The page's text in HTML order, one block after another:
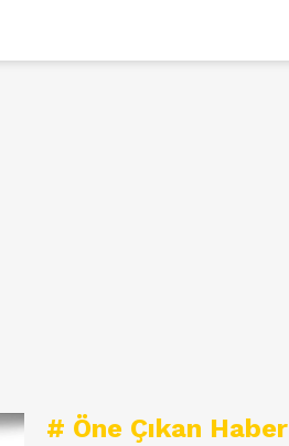
# Öne Çıkan Haber